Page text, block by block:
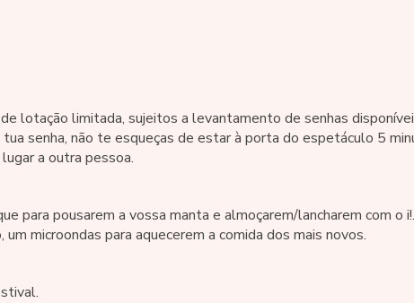
lotação limitada, sujeitos a levantamento de senhas
senha, não te esqueças de estar à porta do espetáculo 5
a outra pessoa.
para pousarem a vossa manta e almoçarem/lancharem com
microondas para aquecerem a comida dos mais novos.